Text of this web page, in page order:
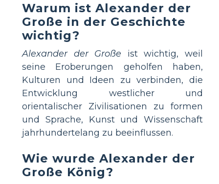
Warum ist Alexander der
Große in der Geschichte
wichtig?
Alexander der Große ist wichtig, weil
seine Eroberungen geholfen haben,
Kulturen und Ideen zu verbinden, die
Entwicklung westlicher und
orientalischer Zivilisationen zu formen
und Sprache, Kunst und Wissenschaft
jahrhundertelang zu beeinflussen.
Wie wurde Alexander der
Große König?